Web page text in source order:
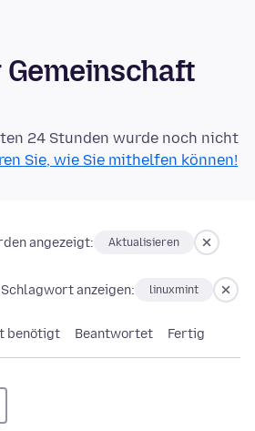
24 Stunden wurde noch nicht
Sie, wie Sie mithelfen können!
angezeigt: Aktualisieren
anzeigen: linuxmint
benötigt Beantwortet Fertig